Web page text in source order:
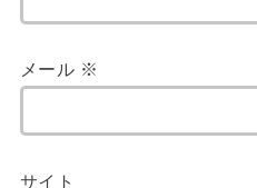
メール ※
サイト